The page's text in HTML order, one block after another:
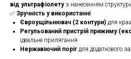
від ультрафіолетуз нанесенням
✅ Зручність у використанні
Євроущільнювач (2 контури) для
Регульований пристрій прижиму
ідеальне прилягання
Нержавіючий порігдля додаткового